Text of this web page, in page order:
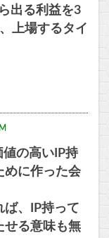
出る利益を3
上場するタイ
値の高いIP持
めに作った会
ば、IP持って
せる意味も無